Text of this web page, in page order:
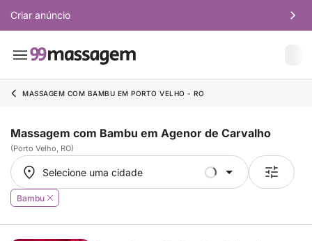
Criar anúncio
MASSAGEM COM BAMBU EM PORTO VELHO - RO
Massagem com Bambu em Agenor de Carvalho
(Porto Velho, RO)
Selecione uma cidade
Selecione uma cidade
Bambu